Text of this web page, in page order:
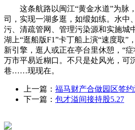
这条航路以闽江“黄金水道”为脉
司，实现一湖多逛，如缎如练。水中
污、清疏管网、管理污染源和实施城
湖上“逛船版F1”卡丁船上演“速度取”
新引擎，逛人或正在亭台里休憩，“
万市平易近糊口。不只是处风光，可
巷……现现在。
上一篇： 福马财产合做园区签
下一篇： 包才溢间接持股5.27